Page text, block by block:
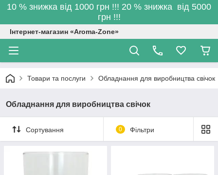
10 % знижка від 1000 грн !!! 20 % знижка від 5000
грн !!!
Інтернет-магазин «Aroma-Zone»
Товари та послуги Обладнання для виробництва свічок
Обладнання для виробництва свічок
Сортування 0 Фільтри